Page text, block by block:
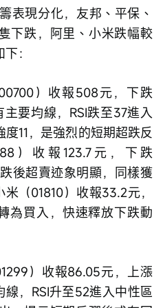
表現分化，友邦、平保、
下跌，阿里、小米跌幅較
：
）收報508元，下跌
要均線，RSI跌至37進入
11，是強烈的短期超跌反
）收報123.7元，下跌
後超賣迹象明顯，同樣獲
（01810）收報33.2元，
為買入，快速釋放下跌動
）收報86.05元，上漲
，RSI升至52進入中性區